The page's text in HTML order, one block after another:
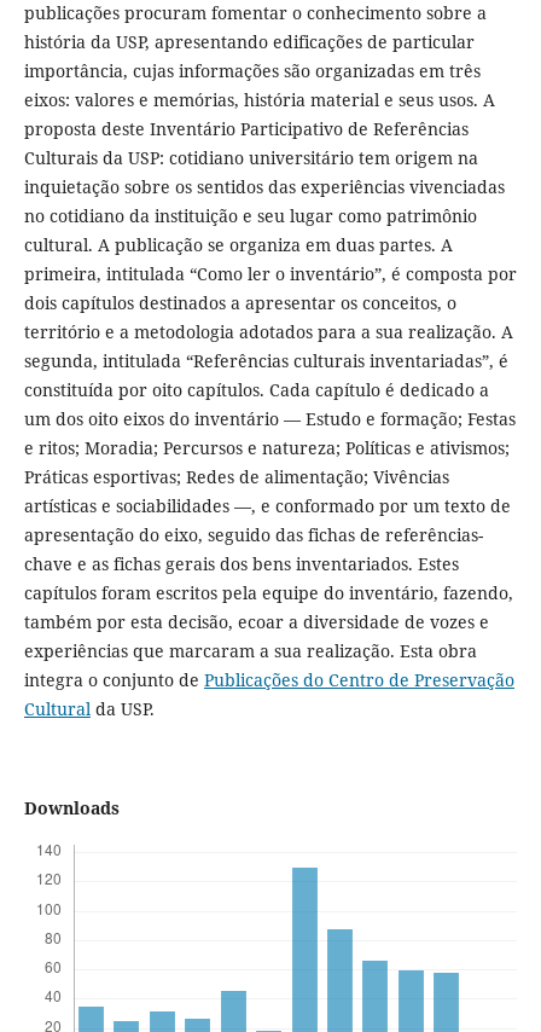
publicações procuram fomentar o conhecimento sobre a
história da USP, apresentando edificações de particular
importância, cujas informações são organizadas em três
eixos: valores e memórias, história material e seus usos. A
proposta deste Inventário Participativo de Referências
Culturais da USP: cotidiano universitário tem origem na
inquietação sobre os sentidos das experiências vivenciadas
no cotidiano da instituição e seu lugar como patrimônio
cultural. A publicação se organiza em duas partes. A
primeira, intitulada “Como ler o inventário”, é composta por
dois capítulos destinados a apresentar os conceitos, o
território e a metodologia adotados para a sua realização. A
segunda, intitulada “Referências culturais inventariadas”, é
constituída por oito capítulos. Cada capítulo é dedicado a
um dos oito eixos do inventário — Estudo e formação; Festas
e ritos; Moradia; Percursos e natureza; Políticas e ativismos;
Práticas esportivas; Redes de alimentação; Vivências
artísticas e sociabilidades —, e conformado por um texto de
apresentação do eixo, seguido das fichas de referências-
chave e as fichas gerais dos bens inventariados. Estes
capítulos foram escritos pela equipe do inventário, fazendo,
também por esta decisão, ecoar a diversidade de vozes e
experiências que marcaram a sua realização. Esta obra
integra o conjunto de Publicações do Centro de Preservação
Culturalda USP.
Downloads